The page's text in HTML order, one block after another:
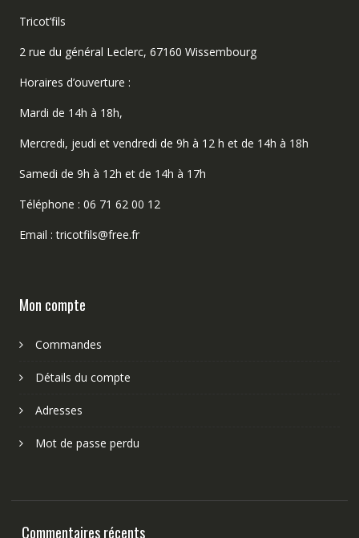
Tricot’fils
2 rue du général Leclerc, 67160 Wissembourg
Horaires d’ouverture :
Mardi de 14h à 18h,
Mercredi, jeudi et vendredi de 9h à 12 h et de 14h à 18h
Samedi de 9h à 12h et de 14h à 17h
Téléphone : 06 71 62 00 12
Email : tricotfils@free.fr
Mon compte
Commandes
Détails du compte
Adresses
Mot de passe perdu
Commentaires récents